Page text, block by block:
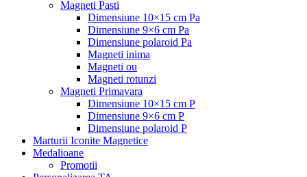
Magneti Pasti
Dimensiune 10×15 cm Pa
Dimensiune 9×6 cm Pa
Dimensiune polaroid Pa
Magneti inima
Magneti ou
Magneti rotunzi
Magneti Primavara
Dimensiune 10×15 cm P
Dimensiune 9×6 cm P
Dimensiune polaroid P
Marturii Iconite Magnetice
Medalioane
Promotii